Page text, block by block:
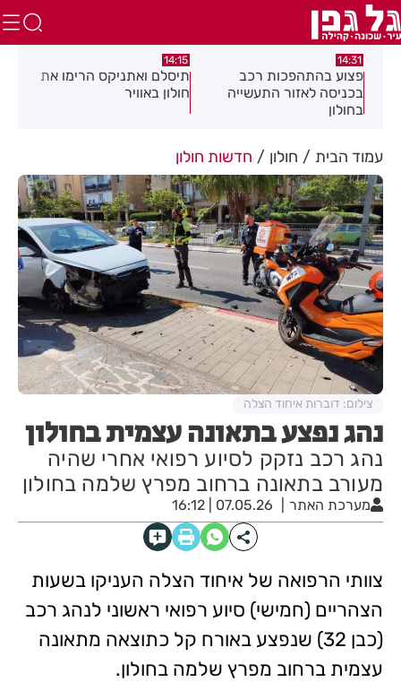
14:31
פצוע בהתהפכות רכב
בכניסה לאזור התעשייה
בחולון
14:15
תיסלם ואתניקס הרימו את
חולון באוויר
עמוד הבית חולון חדשות חולון
נהג נפצע בתאונה עצמית בחולון
נהג רכב נזקק לסיוע רפואי אחרי שהיה
מעורב בתאונה ברחוב מפרץ שלמה בחולון
מערכת האתר 07.05.26 | 16:12
צילום: דוברות איחוד הצלה
צוותי הרפואה של איחוד הצלה העניקו בשעות
הצהריים (חמישי) סיוע רפואי ראשוני לנהג רכב
(כבן 32) שנפצע באורח קל כתוצאה מתאונה
עצמית ברחוב מפרץ שלמה בחולון.